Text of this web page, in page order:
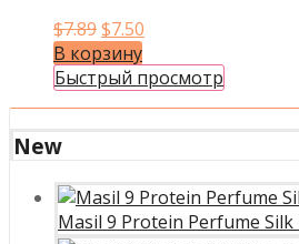
$7.89Первоначальная
цена
составляла
$7.50
$7.50.
В корзину
Быстрый просмотр
New
Masil 9 Protein Perfume Silk